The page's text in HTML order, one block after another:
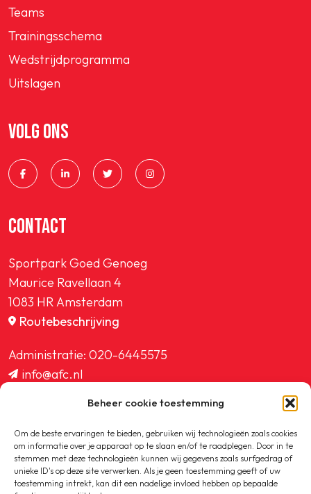
Beheer cookie toestemming
Om de beste ervaringen te bieden, gebruiken wij technologieën zoals cookies
om informatie over je apparaat op te slaan en/of te raadplegen. Door in te
stemmen met deze technologieën kunnen wij gegevens zoals surfgedrag of
unieke ID's op deze site verwerken. Als je geen toestemming geeft of uw
toestemming intrekt, kan dit een nadelige invloed hebben op bepaalde
Teams
Trainingsschema
Wedstrijdprogramma
Uitslagen
VOLG ONS
CONTACT
Sportpark Goed Genoeg
Maurice Ravellaan 4
1083 HR Amsterdam
Routebeschrijving
Administratie: 020-6445575
info@afc.nl
ledenadministratie@afc.nl